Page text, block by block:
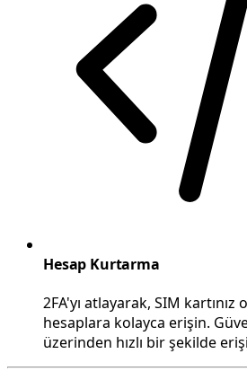
Hesap Kurtarma
2FA'yı atlayarak, SIM
hesaplara kolayca erişin.
üzerinden hızlı bir şekilde